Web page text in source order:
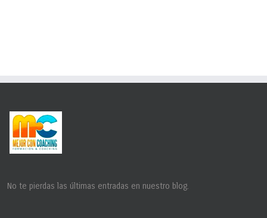
No te pierdas las últimas entradas en nuestro blog.